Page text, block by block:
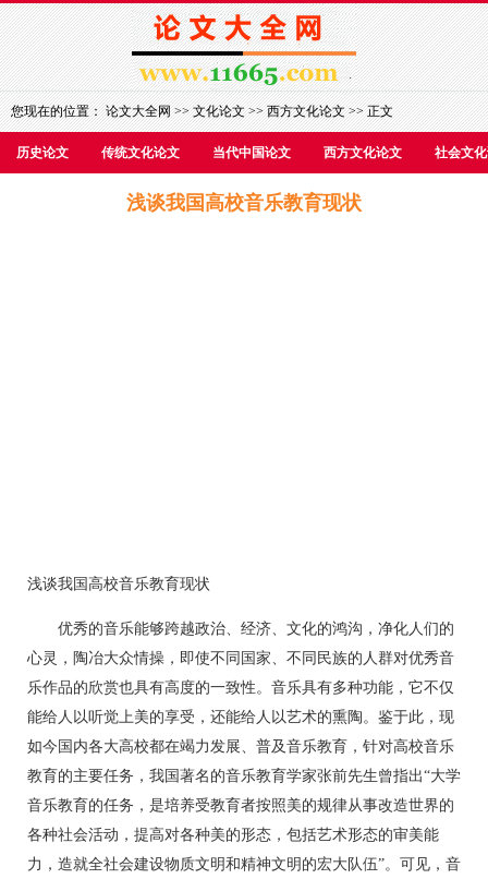
您现在的位置：论文大全网>>文化论文>>西方文化论文>> 正文
历史论文 传统文化论文 当代中国论文 西方文化论文 社会文
浅谈我国高校音乐教育现状
浅谈我国高校音乐教育现状
优秀的音乐能够跨越政治、经济、文化的鸿沟，净化人们的
心灵，陶冶大众情操，即使不同国家、不同民族的人群对优秀音
乐作品的欣赏也具有高度的一致性。音乐具有多种功能，它不仅
能给人以听觉上美的享受，还能给人以艺术的熏陶。鉴于此，现
如今国内各大高校都在竭力发展、普及音乐教育，针对高校音乐
教育的主要任务，我国著名的音乐教育学家张前先生曾指出“大学
音乐教育的任务，是培养受教育者按照美的规律从事改造世界的
各种社会活动，提高对各种美的形态，包括艺术形态的审美能
力，造就全社会建设物质文明和精神文明的宏大队伍”。可见，音